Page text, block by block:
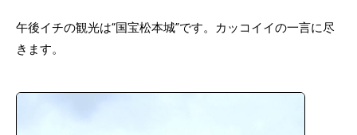
午後イチの観光は“国宝松本城”です。カッコイイの一言に尽
きます。